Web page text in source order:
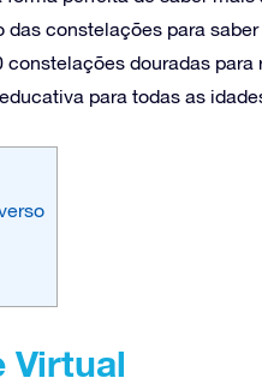
constelações para
douradas para
para todas as
Virtual